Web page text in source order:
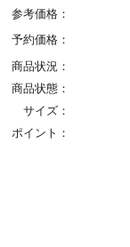
参考価格：
予約価格：
商品状況：
商品状態：
サイズ：
ポイント：